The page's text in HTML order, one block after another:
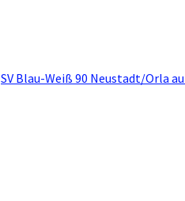
SV Blau-Weiß 90 Neustadt/Orla